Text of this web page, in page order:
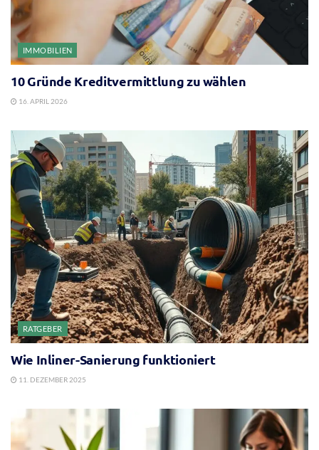
IMMOBILIEN
10 Gründe Kreditvermittlung zu wählen
16. APRIL 2026
RATGEBER
Wie Inliner-Sanierung funktioniert
11. DEZEMBER 2025